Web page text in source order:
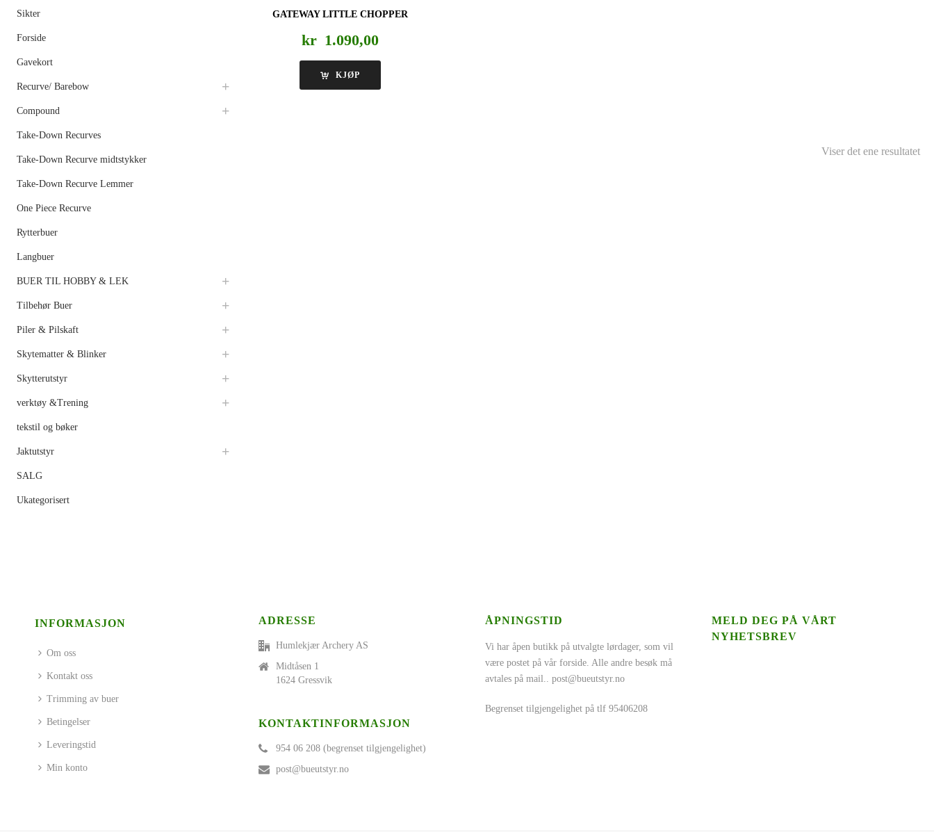
GATEWAY LITTLE CHOPPER
kr 1.090,00
KJØP
Viser det ene resultatet
Sikter
Forside
Gavekort
Recurve/ Barebow
Compound
Take-Down Recurves
Take-Down Recurve midtstykker
Take-Down Recurve Lemmer
One Piece Recurve
Rytterbuer
Langbuer
BUER TIL HOBBY & LEK
Tilbehør Buer
Piler & Pilskaft
Skytematter & Blinker
Skytterutstyr
verktøy &Trening
tekstil og bøker
Jaktutstyr
SALG
Ukategorisert
INFORMASJON
Om oss
Kontakt oss
Trimming av buer
Betingelser
Leveringstid
Min konto
ADRESSE
Humlekjær Archery AS
Midtåsen 1
1624 Gressvik
KONTAKTINFORMASJON
954 06 208 (begrenset tilgjengelighet)
post@bueutstyr.no
ÅPNINGSTID
Vi har åpen butikk på utvalgte lørdager, som vil
være postet på vår forside. Alle andre besøk må
avtales på mail..post@bueutstyr.no
Begrenset tilgjengelighet på tlf 95406208
MELD DEG PÅ VÅRT
NYHETSBREV